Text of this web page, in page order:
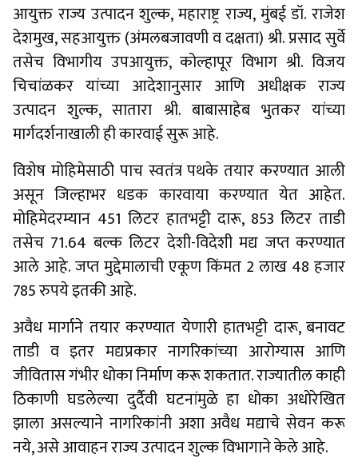
आयुक्त राज्य उत्पादन शुल्क, महाराष्ट्र राज्य, मुंबई डॉ. राजेश
देशमुख, सहआयुक्त (अंमलबजावणी व दक्षता) श्री. प्रसाद सुर्वे
तसेच विभागीय उपआयुक्त, कोल्हापूर विभाग श्री. विजय
चिचांळकर यांच्या आदेशानुसार आणि अधीक्षक राज्य
उत्पादन शुल्क, सातारा श्री. बाबासाहेब भुतकर यांच्या
मार्गदर्शनाखाली ही कारवाई सुरू आहे.
विशेष मोहिमेसाठी पाच स्वतंत्र पथके तयार करण्यात आली
असून जिल्हाभर धडक कारवाया करण्यात येत आहेत.
मोहिमेदरम्यान 451 लिटर हातभट्टी दारू, 853 लिटर ताडी
तसेच 71.64 बल्क लिटर देशी-विदेशी मद्य जप्त करण्यात
आले आहे. जप्त मुद्देमालाची एकूण किंमत 2 लाख 48 हजार
785 रुपये इतकी आहे.
अवैध मार्गाने तयार करण्यात येणारी हातभट्टी दारू, बनावट
ताडी व इतर मद्यप्रकार नागरिकांच्या आरोग्यास आणि
जीवितास गंभीर धोका निर्माण करू शकतात. राज्यातील काही
ठिकाणी घडलेल्या दुर्दैवी घटनांमुळे हा धोका अधोरेखित
झाला असल्याने नागरिकांनी अशा अवैध मद्याचे सेवन करू
नये, असे आवाहन राज्य उत्पादन शुल्क विभागाने केले आहे.